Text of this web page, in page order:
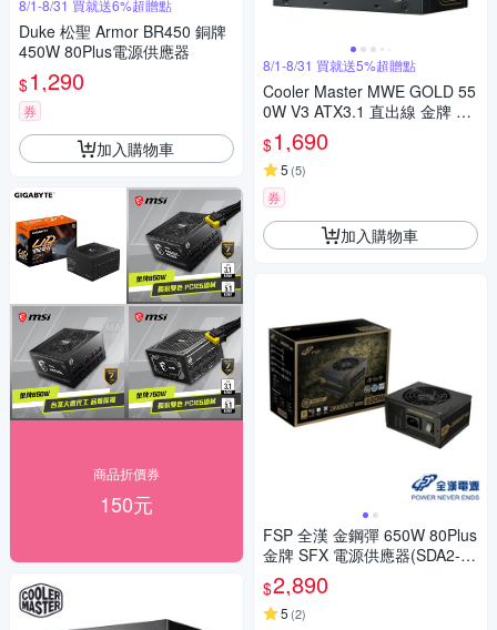
8/1-8/31 買就送6%超贈點
Duke 松聖 Armor BR450 銅牌
450W 80Plus電源供應器
$1,290
券
加入購物車
商品折價券
150元
8/1-8/31 買就送5%超贈點
Cooler Master MWE GOLD 55
0W V3 ATX3.1 直出線 金牌 55
0W 電源供應器 黑色
$1,690
5 (5)
券
加入購物車
FSP 全漢 金鋼彈 650W 80Plus
金牌 SFX 電源供應器(SDA2-65
0)
$2,890
5 (2)